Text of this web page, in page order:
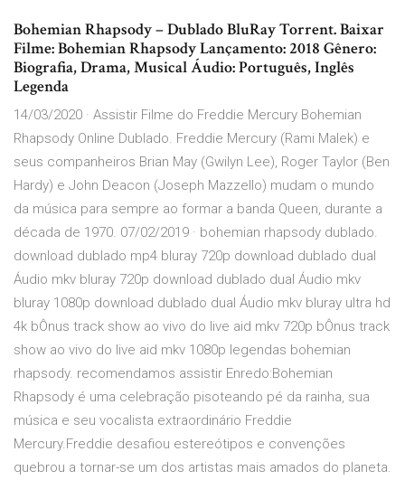
Bohemian Rhapsody – Dublado BluRay Torrent. Baixar
Filme: Bohemian Rhapsody Lançamento: 2018 Gênero:
Biografia, Drama, Musical Áudio: Português, Inglês
Legenda
14/03/2020 · Assistir Filme do Freddie Mercury Bohemian
Rhapsody Online Dublado. Freddie Mercury (Rami Malek) e
seus companheiros Brian May (Gwilyn Lee), Roger Taylor (Ben
Hardy) e John Deacon (Joseph Mazzello) mudam o mundo
da música para sempre ao formar a banda Queen, durante a
década de 1970. 07/02/2019 · bohemian rhapsody dublado.
download dublado mp4 bluray 720p download dublado dual
Áudio mkv bluray 720p download dublado dual Áudio mkv
bluray 1080p download dublado dual Áudio mkv bluray ultra hd
4k bÔnus track show ao vivo do live aid mkv 720p bÔnus track
show ao vivo do live aid mkv 1080p legendas bohemian
rhapsody. recomendamos assistir Enredo:Bohemian
Rhapsody é uma celebração pisoteando pé da rainha, sua
música e seu vocalista extraordinário Freddie
Mercury.Freddie desafiou estereótipos e convenções
quebrou a tornar-se um dos artistas mais amados do planeta.